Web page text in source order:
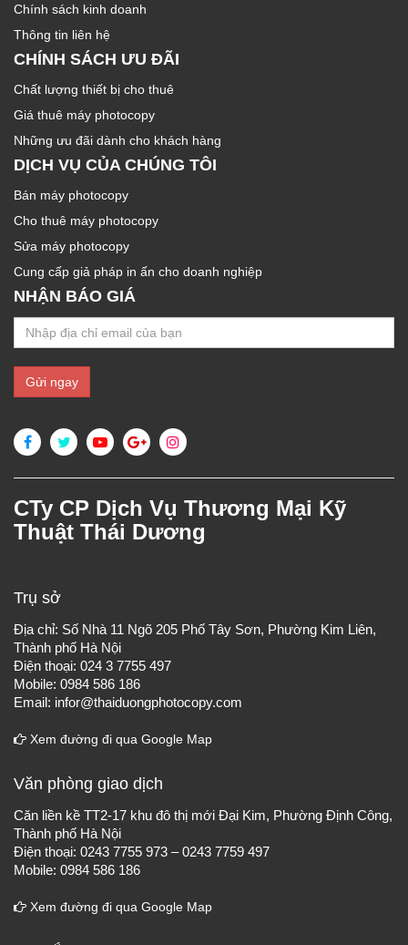
Chính sách kinh doanh
Thông tin liên hệ
CHÍNH SÁCH ƯU ĐÃI
Chất lượng thiết bị cho thuê
Giá thuê máy photocopy
Những ưu đãi dành cho khách hàng
DỊCH VỤ CỦA CHÚNG TÔI
Bán máy photocopy
Cho thuê máy photocopy
Sửa máy photocopy
Cung cấp giả pháp in ấn cho doanh nghiệp
NHẬN BÁO GIÁ
CTy CP Dịch Vụ Thương Mại Kỹ
Thuật Thái Dương
Trụ sở
Địa chỉ: Số Nhà 11 Ngõ 205 Phố Tây Sơn, Phường Kim Liên,
Thành phố Hà Nội
Điện thoại: 024 3 7755 497
Mobile: 0984 586 186
Email: infor@thaiduongphotocopy.com
Xem đường đi qua Google Map
Văn phòng giao dịch
Căn liền kề TT2-17 khu đô thị mới Đại Kim, Phường Định Công,
Thành phố Hà Nội
Điện thoại: 0243 7755 973 – 0243 7759 497
Mobile: 0984 586 186
Xem đường đi qua Google Map